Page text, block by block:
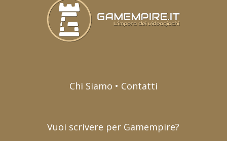
Chi Siamo • Contatti
Vuoi scrivere per Gamempire?